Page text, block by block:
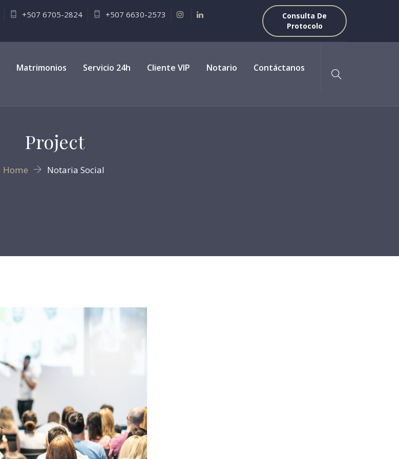
+507 6705-2824 +507 6630-2573
Consulta De
Protocolo
Matrimonios Servicio 24h Cliente VIP Notario Contáctanos
Project
Home Notaria Social